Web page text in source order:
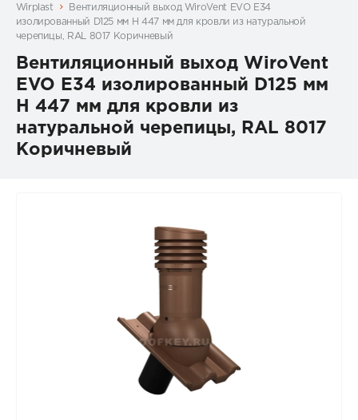
Wirplast
Вентиляционный выход WiroVent EVO E34
изолированный D125 мм Н 447 мм для кровли из натуральной
черепицы, RAL 8017 Коричневый
Вентиляционный выход WiroVent
EVO E34 изолированный D125 мм
Н 447 мм для кровли из
натуральной черепицы, RAL 8017
Коричневый